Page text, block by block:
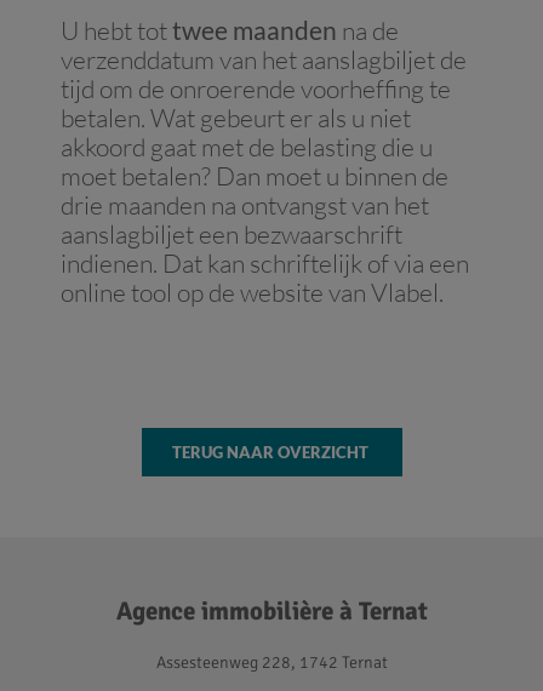
U hebt tottwee maanden na de
verzenddatum van het aanslagbiljet de
tijd om de onroerende voorheffing te
betalen. Wat gebeurt er als u niet
akkoord gaat met de belasting die u
moet betalen? Dan moet u binnen de
drie maanden na ontvangst van het
aanslagbiljet een bezwaarschrift
indienen. Dat kan schriftelijk of via een
online tool op de website van Vlabel.
TERUG NAAR OVERZICHT
Agence immobilière à Ternat
Assesteenweg 228, 1742 Ternat